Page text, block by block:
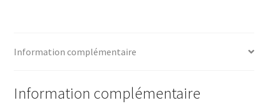
Information complémentaire
Information complémentaire